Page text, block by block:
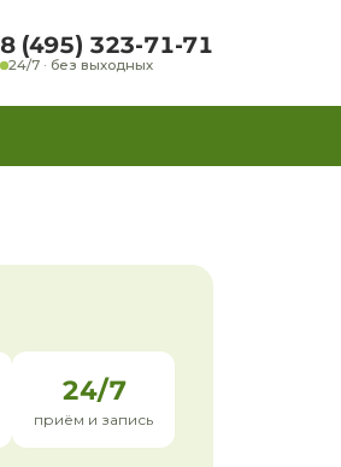
8 (495) 323-71-71
24/7 · без выходных
24/7
приём и запись